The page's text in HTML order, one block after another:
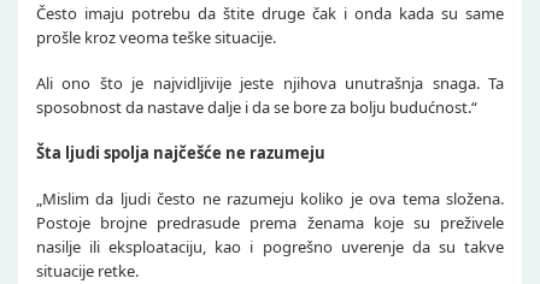
Često imaju potrebu da štite druge čak i onda kada su same
prošle kroz veoma teške situacije.
Ali ono što je najvidljivije jeste njihova unutrašnja snaga. Ta
sposobnost da nastave dalje i da se bore za bolju budućnost.“
Šta ljudi spolja najčešće ne razumeju
„Mislim da ljudi često ne razumeju koliko je ova tema složena.
Postoje brojne predrasude prema ženama koje su preživele
nasilje ili eksploataciju, kao i pogrešno uverenje da su takve
situacije retke.